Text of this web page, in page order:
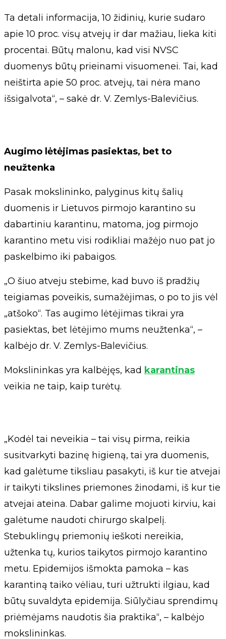
Ta detali informacija, 10 židinių, kurie sudaro
apie 10 proc. visų atvejų ir dar mažiau, lieka kiti
procentai. Būtų malonu, kad visi NVSC
duomenys būtų prieinami visuomenei. Tai, kad
neištirta apie 50 proc. atvejų, tai nėra mano
išsigalvota“, – sakė dr. V. Zemlys-Balevičius.
Augimo lėtėjimas pasiektas, bet to
neužtenka
Pasak mokslininko, palyginus kitų šalių
duomenis ir Lietuvos pirmojo karantino su
dabartiniu karantinu, matoma, jog pirmojo
karantino metu visi rodikliai mažėjo nuo pat jo
paskelbimo iki pabaigos.
„O šiuo atveju stebime, kad buvo iš pradžių
teigiamas poveikis, sumažėjimas, o po to jis vėl
„atšoko“. Tas augimo lėtėjimas tikrai yra
pasiektas, bet lėtėjimo mums neužtenka“, –
kalbėjo dr. V. Zemlys-Balevičius.
Mokslininkas yra kalbėjęs, kad karantinas
veikia ne taip, kaip turėtų.
„Kodėl tai neveikia – tai visų pirma, reikia
susitvarkyti bazinę higieną, tai yra duomenis,
kad galėtume tiksliau pasakyti, iš kur tie atvejai
ir taikyti tikslines priemones žinodami, iš kur tie
atvejai ateina. Dabar galime mojuoti kirviu, kai
galėtume naudoti chirurgo skalpelį.
Stebuklingų priemonių ieškoti nereikia,
užtenka tų, kurios taikytos pirmojo karantino
metu. Epidemijos išmokta pamoka – kas
karantiną taiko vėliau, turi užtrukti ilgiau, kad
būtų suvaldyta epidemija. Siūlyčiau sprendimų
priėmėjams naudotis šia praktika“, – kalbėjo
mokslininkas.